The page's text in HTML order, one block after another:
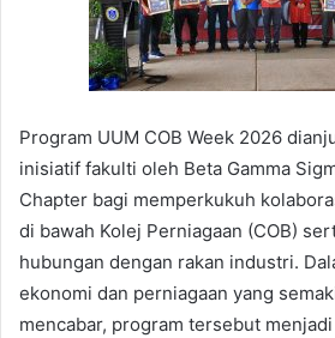
Program UUM COB Week 2026
inisiatif fakulti oleh Beta Gamma
Chapter bagi memperkukuh
di bawah Kolej Perniagaan (COB)
hubungan dengan rakan industri.
ekonomi dan perniagaan yang
mencabar, program tersebut